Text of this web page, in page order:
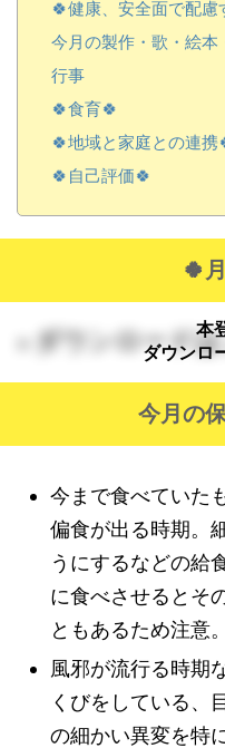
🍀健康、安全面で配慮
今月の製作・歌・絵
行事
🍀食育🍀
🍀地域と家庭との連携
🍀自己評価🍀
🍀
ダウンロード本
ダウンロ
今月の
今まで食べていた
偏食が出る時期。
うにするなどの給
に食べさせるとそ
ともあるため注意。
風邪が流行る時期
くびをしている、
の細かい異変を特